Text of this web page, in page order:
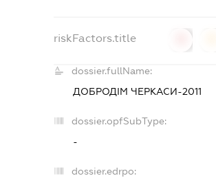
riskFactors.title
dossier.fullName:
ДОБРОДІМ ЧЕРКАСИ-2011
dossier.opfSubType:
-
dossier.edrpo: